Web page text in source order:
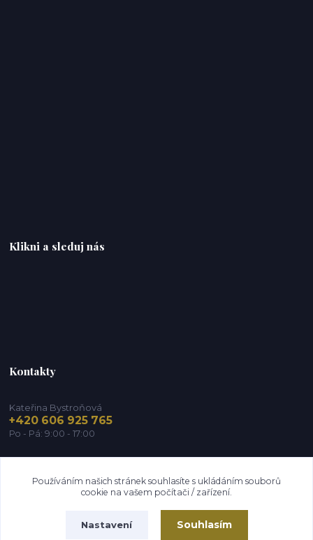
Klikni a sleduj nás
Kontakty
Kateřina Bystroňová
+420 606 925 765
Po - Pá: 9:00 - 17:00
Používáním našich stránek souhlasíte s ukládáním souborů
cookie na vašem počítači / zařízení.
Nastavení Souhlasím